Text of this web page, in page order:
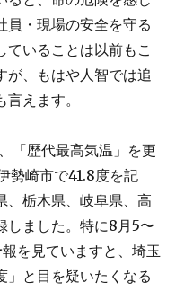
員・現場の安全を守る
ていることは以前もこ
が、もはや人智では追
えます。
「歴代最高気温」を更
勢崎市で41.8度を記
、栃木県、岐阜県、高
しました。特に8月5〜
を見ていますと、埼玉
」と目を疑いたくなる